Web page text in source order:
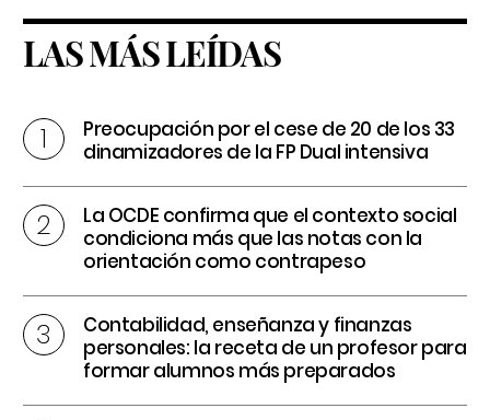
LAS MÁS LEÍDAS
Preocupación por el cese de 20 de los 33
dinamizadores de la FP Dual intensiva
La OCDE confirma que el contexto social
condiciona más que las notas con la
orientación como contrapeso
Contabilidad, enseñanza y finanzas
personales: la receta de un profesor para
formar alumnos más preparados